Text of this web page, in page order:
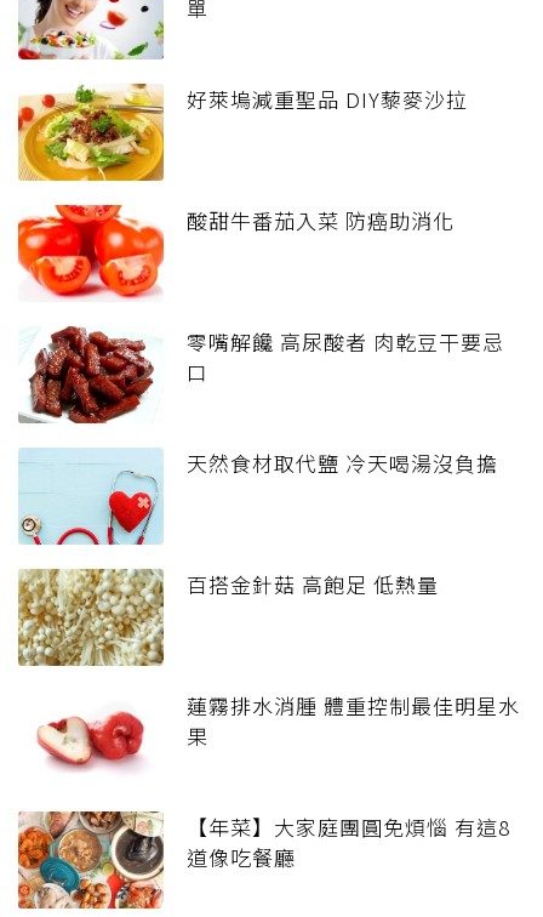
單
好萊塢減重聖品 DIY藜麥沙拉
酸甜牛番茄入菜 防癌助消化
零嘴解饞 高尿酸者 肉乾豆干要忌
口
天然食材取代鹽 冷天喝湯沒負擔
百搭金針菇 高飽足 低熱量
蓮霧排水消腫 體重控制最佳明星水
果
【年菜】大家庭團圓免煩惱 有這8
道像吃餐廳